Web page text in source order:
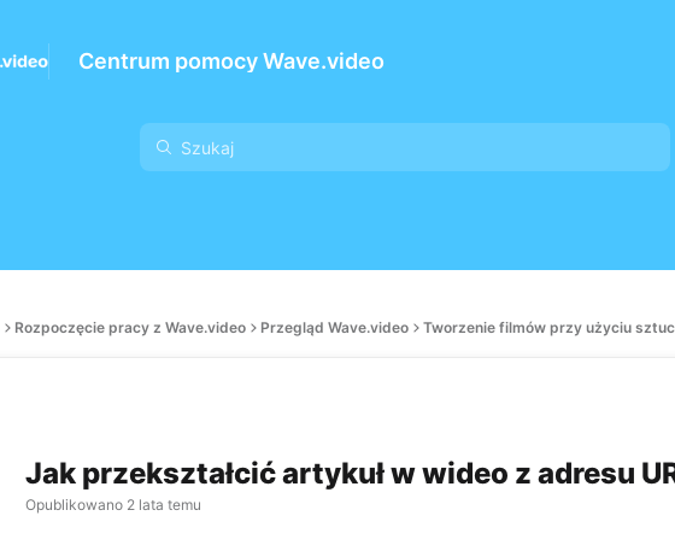
Centrum pomocy Wave.video
Rozpoczęcie pracy z Wave.video Przegląd Wave.video Tworzenie filmów przy użyciu
Jak przekształcić artykuł w wideo z adresu
Opublikowano 2 lata temu